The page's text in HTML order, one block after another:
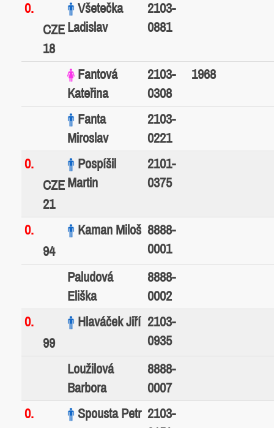
0.
CZE
18
Všetečka
Ladislav
2103-
0881
Fantová
Kateřina
2103-
0308
1968
Fanta
Miroslav
2103-
0221
0.
CZE
21
Pospíšil
Martin
2101-
0375
0.
94
Kaman Miloš 8888-
0001
Paludová
Eliška
8888-
0002
0.
99
Hlaváček Jiří 2103-
0935
Loužilová
Barbora
8888-
0007
0.
Spousta Petr 2103-